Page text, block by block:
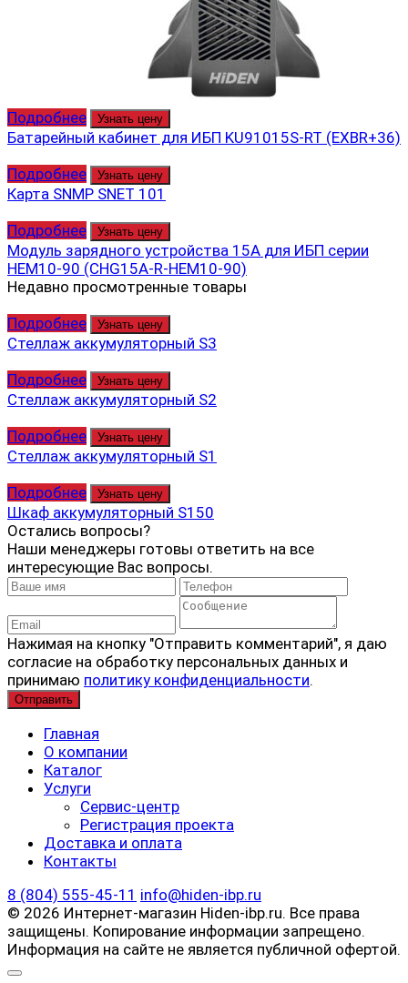
Подробнее Узнать цену
Батарейный кабинет для ИБП KU91015S-RT (EXBR+36)
Подробнее
Узнать цену
Карта SNMP SNET 101
Подробнее
Узнать цену
Модуль зарядного устройства 15А для ИБП серии
HEM10-90 (CHG15A-R-HEM10-90)
Недавно просмотренные товары
Подробнее
Узнать цену
Стеллаж аккумуляторный S3
Подробнее
Узнать цену
Стеллаж аккумуляторный S2
Подробнее
Узнать цену
Стеллаж аккумуляторный S1
Подробнее
Узнать цену
Шкаф аккумуляторный S150
Остались вопросы?
Наши менеджеры готовы ответить на все
интересующие Вас вопросы.
Нажимая на кнопку "Отправить комментарий", я даю
согласие на обработку персональных данных и
принимаю политику конфиденциальности.
Главная
О компании
Каталог
Услуги
Сервис-центр
Регистрация проекта
Доставка и оплата
Контакты
8 (804) 555-45-11 info@hiden-ibp.ru
© 2026 Интернет-магазин Hiden-ibp.ru. Все права
защищены. Копирование информации запрещено.
Информация на сайте не является публичной офертой.